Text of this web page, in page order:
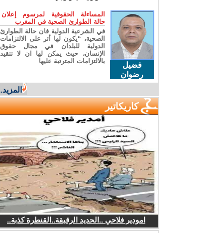
فضيل
رضوان
المساءلة الحقوقية لمرسوم إعلان
حالة الطوارئ الصحية في المغرب
في الشرعية الدولية فان حالة الطوارئ
الصحية، “يكون لها أثر على الالتزامات
الدولية للبلدان في مجال حقوق
الإنسان، حيث يمكن لها ان لا تتقيد
بالالتزامات المترتبة عليها
المزيد...
كاريكاتير
امودير فلاحي ..الحديد الرقيقة..القنطرة كذبة..